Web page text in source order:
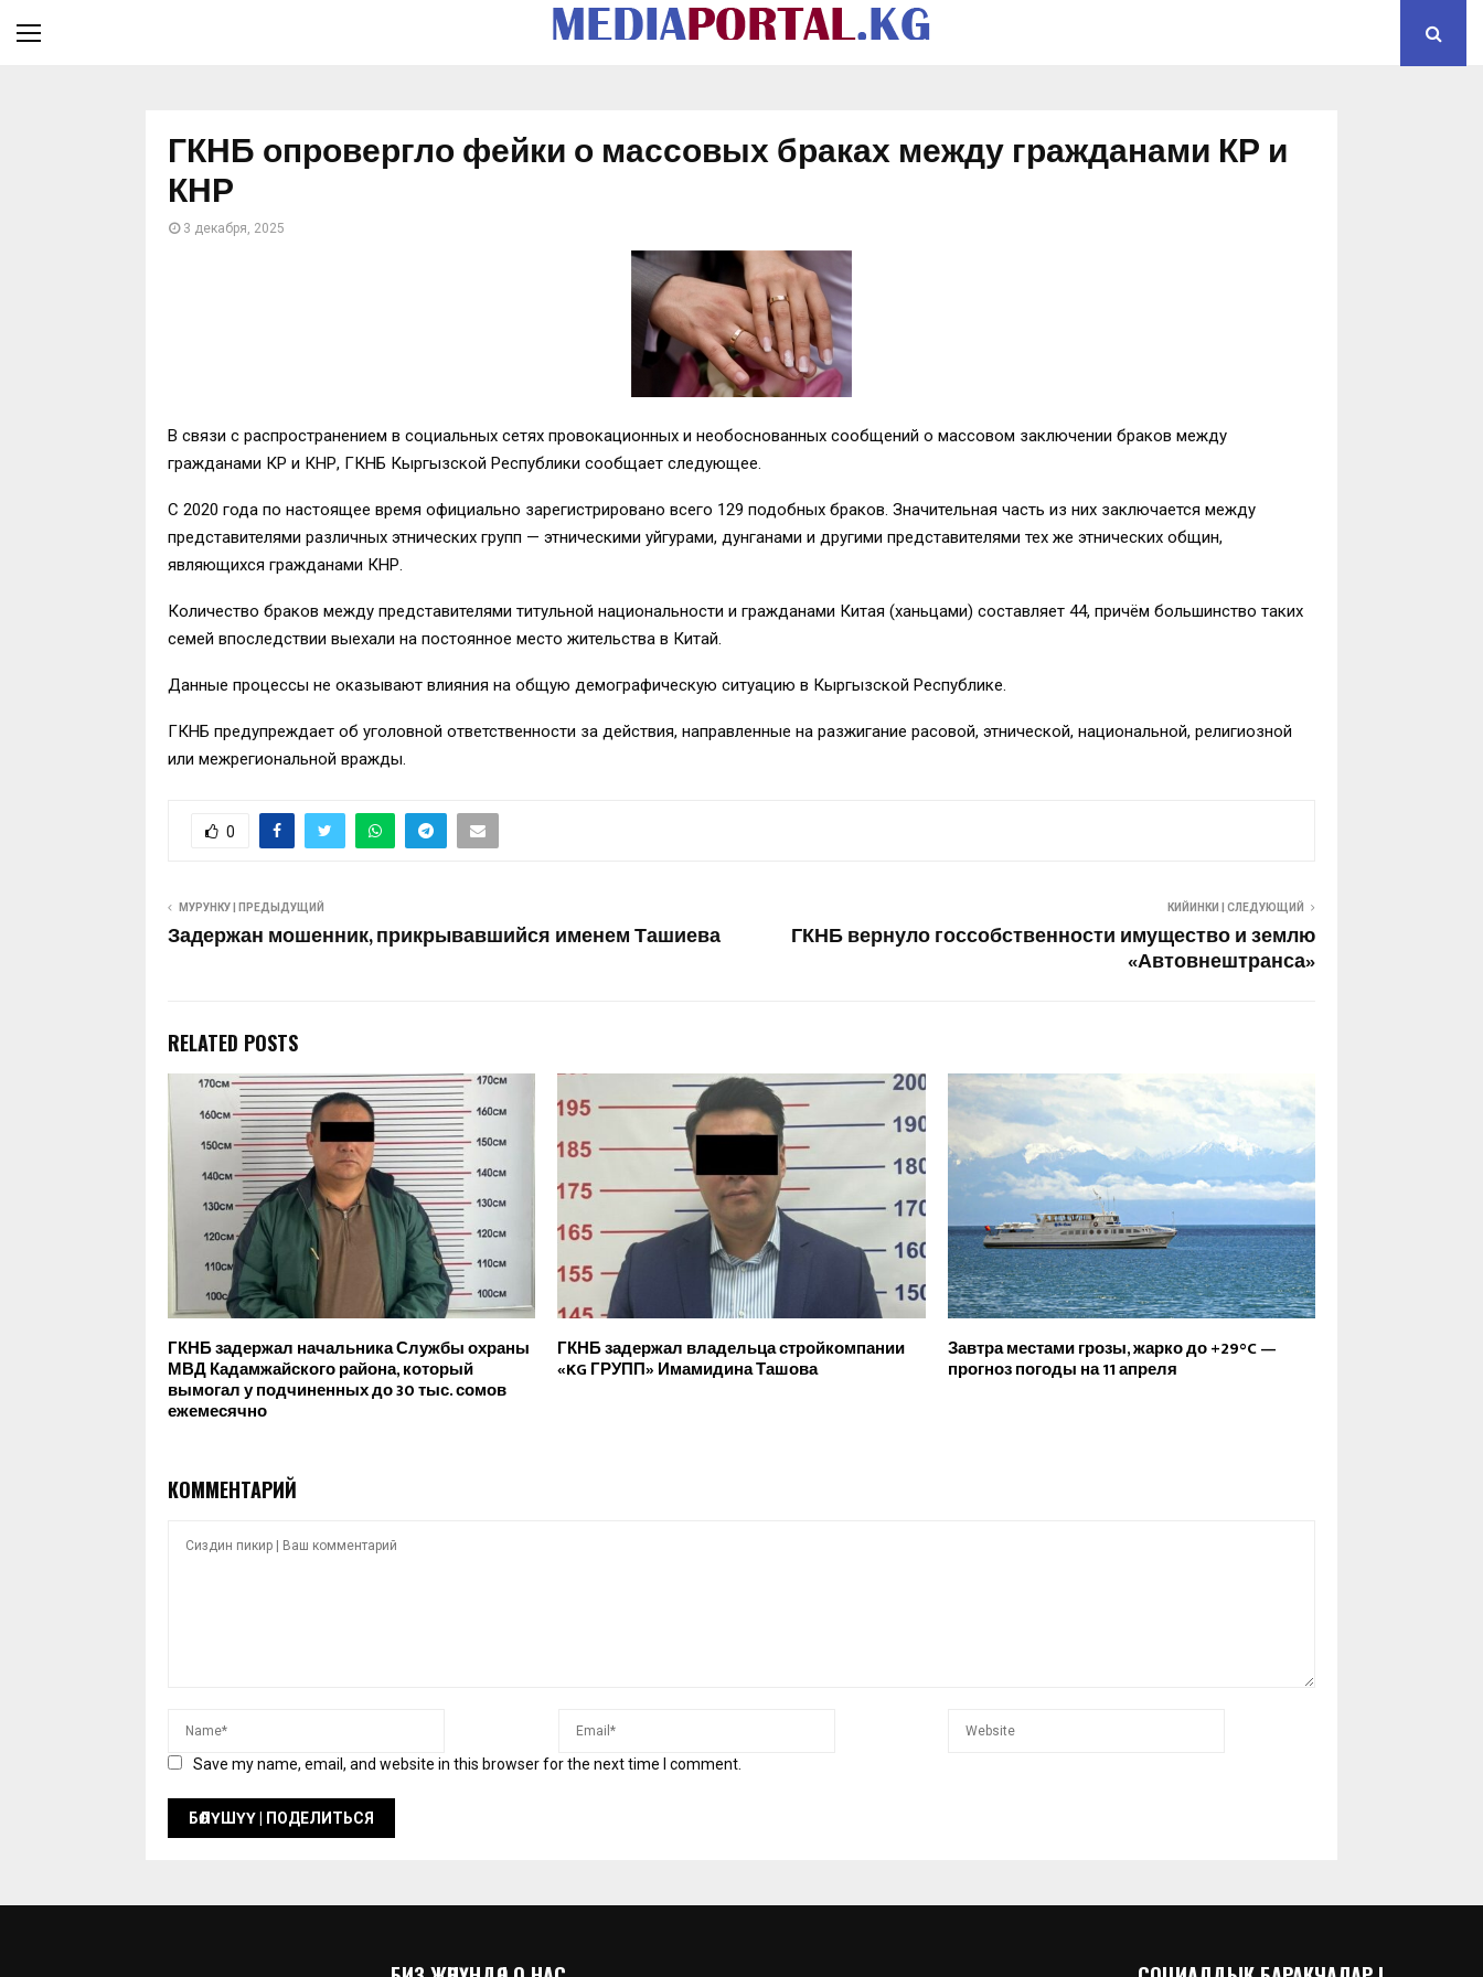
ГКНБ опровергло фейки о массовых браках между гражданами КР и
КНР
3 декабря, 2025
В связи с распространением в социальных сетях провокационных и необоснованных сообщений о массовом заключении браков между
гражданами КР и КНР, ГКНБ Кыргызской Республики сообщает следующее.
С 2020 года по настоящее время официально зарегистрировано всего 129 подобных браков. Значительная часть из них заключается между
представителями различных этнических групп — этническими уйгурами, дунганами и другими представителями тех же этнических общин,
являющихся гражданами КНР.
Количество браков между представителями титульной национальности и гражданами Китая (ханьцами) составляет 44, причём большинство таких
семей впоследствии выехали на постоянное место жительства в Китай.
Данные процессы не оказывают влияния на общую демографическую ситуацию в Кыргызской Республике.
ГКНБ предупреждает об уголовной ответственности за действия, направленные на разжигание расовой, этнической, национальной, религиозной
или межрегиональной вражды.
0
МУРУНКУ | ПРЕДЫДУЩИЙ
Задержан мошенник, прикрывавшийся именем Ташиева
КИЙИНКИ | СЛЕДУЮЩИЙ
ГКНБ вернуло госсобственности имущество и землю
«Автовнештранса»
RELATED POSTS
ГКНБ задержал начальника Службы охраны
МВД Кадамжайского района, который
вымогал у подчиненных до 30 тыс. сомов
ежемесячно
ГКНБ задержал владельца стройкомпании
«KG ГРУПП» Имамидина Ташова
Завтра местами грозы, жарко до +29°C —
прогноз погоды на 11 апреля
КОММЕНТАРИЙ
Save my name, email, and website in this browser for the next time I comment.